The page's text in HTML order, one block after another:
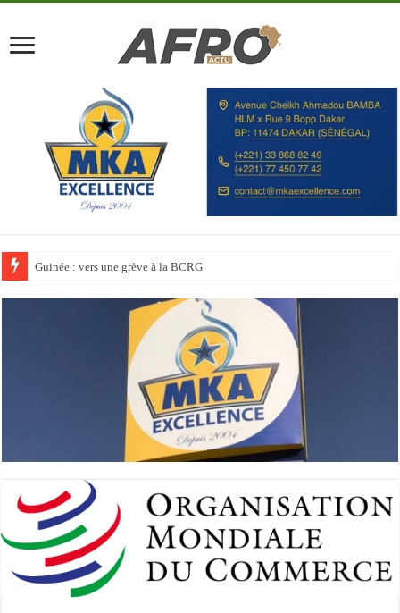
Discours à la Nation : Alassane Ouattara appelle les Ivoiriens à « l’unité,